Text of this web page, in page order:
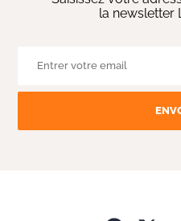
la newsletter